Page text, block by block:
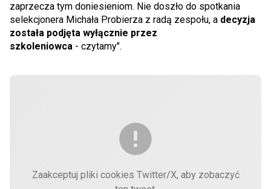
zaprzecza tym doniesieniom. Nie doszło do spotkania
selekcjonera Michała Probierza z radą zespołu, a decyzja
została podjęta wyłącznie przez
szkoleniowca - czytamy".
Zaakceptuj pliki cookies Twitter/X, aby zobaczyć